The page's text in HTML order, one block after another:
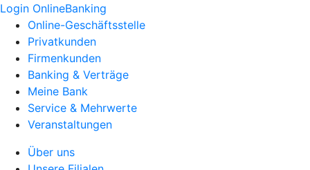
Login OnlineBanking
Online-Geschäftsstelle
Privatkunden
Firmenkunden
Banking & Verträge
Meine Bank
Service & Mehrwerte
Veranstaltungen
Über uns